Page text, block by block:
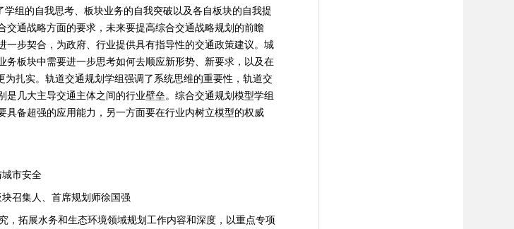
组的自我思考、板块业务的自我突破以及各自板块的自我提
交通战略方面的要求，未来要提高综合交通战略规划的前瞻
步契合，为政府、行业提供具有指导性的交通政策建议。城
板块中需要进一步思考如何去顺应新形势、新要求，以及在
扎实。轨道交通规划学组强调了系统思维的重要性，轨道交
几大主导交通主体之间的行业壁垒。综合交通规划模型学组
备超强的应用能力，另一方面要在行业内树立模型的权威
城市安全
召集人、首席规划师徐国强
，拓展水务和生态环境领域规划工作内容和深度，以重点专项